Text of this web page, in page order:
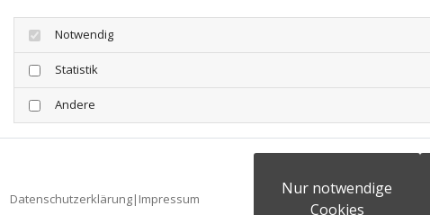
Notwendig
Statistik
Andere
Datenschutzerklärung| Impressum
Nur notwendige
Cookies